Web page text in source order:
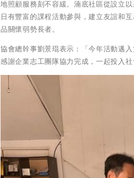
地照顧服務刻不容緩。湳底社區從設立
日有豐富的課程活動參與，建立友誼和
品關懷弱勢長者。
協會總幹事劉景琨表示：「今年活動邁
感謝企業志工團隊協力完成，一起投入